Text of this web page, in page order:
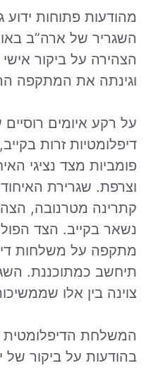
מהודעות פתוחות
השגריר של ארה”ב
הצהירה על ביקור
וגינתה את המתקפה
על רקע איומים
דיפלומטיות זרות
פומביות מצד נציגי
וצרפת. שגרירת
קתרינה מטרנובה,
נשאר בקייב. הצד
מתקפה על משלחות
תיחשב כמתוכננת.
צוינה בין אלו
המשלחת